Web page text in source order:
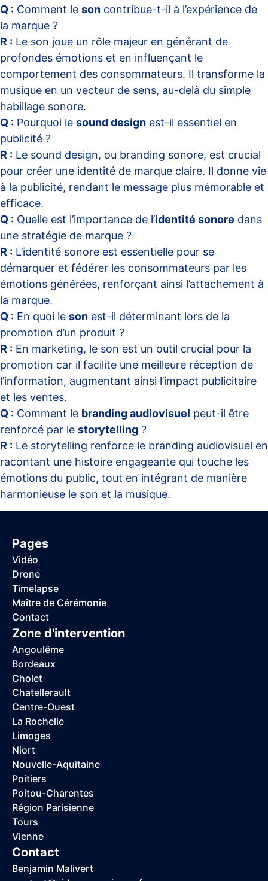
Q : Comment le son contribue-t-il à l’expérience de
la marque ?
R : Le son joue un rôle majeur en générant de
profondes émotions et en influençant le
comportement des consommateurs. Il transforme la
musique en un vecteur de sens, au-delà du simple
habillage sonore.
Q : Pourquoi le sound design est-il essentiel en
publicité ?
R : Le sound design, ou branding sonore, est crucial
pour créer une identité de marque claire. Il donne vie
à la publicité, rendant le message plus mémorable et
efficace.
Q : Quelle est l’importance de l’identité sonore dans
une stratégie de marque ?
R : L’identité sonore est essentielle pour se
démarquer et fédérer les consommateurs par les
émotions générées, renforçant ainsi l’attachement à
la marque.
Q : En quoi le son est-il déterminant lors de la
promotion d’un produit ?
R : En marketing, le son est un outil crucial pour la
promotion car il facilite une meilleure réception de
l’information, augmentant ainsi l’impact publicitaire
et les ventes.
Q : Comment le branding audiovisuel peut-il être
renforcé par le storytelling ?
R : Le storytelling renforce le branding audiovisuel en
racontant une histoire engageante qui touche les
émotions du public, tout en intégrant de manière
harmonieuse le son et la musique.
Pages
Vidéo
Drone
Timelapse
Maître de Cérémonie
Contact
Zone d'intervention
Angoulême
Bordeaux
Cholet
Chatellerault
Centre-Ouest
La Rochelle
Limoges
Niort
Nouvelle-Aquitaine
Poitiers
Poitou-Charentes
Région Parisienne
Tours
Vienne
Contact
Benjamin Malivert